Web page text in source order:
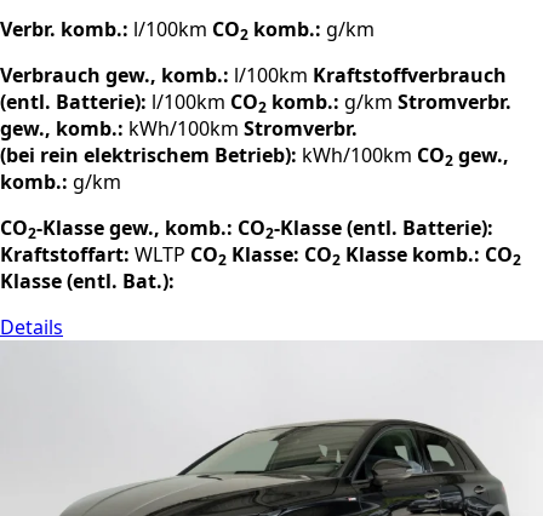
Verbr. komb.: l/100km CO2 komb.: g/km
Verbrauch gew., komb.: l/100km Kraftstoffverbrauch
(entl. Batterie): l/100km CO2 komb.: g/km Stromverbr.
gew., komb.: kWh/100km Stromverbr.
(bei rein elektrischem Betrieb): kWh/100km CO2 gew.,
komb.: g/km
CO2-Klasse gew., komb.: CO2-Klasse (entl. Batterie):
Kraftstoffart: WLTP CO2 Klasse: CO2 Klasse komb.: CO2
Klasse (entl. Bat.):
Details